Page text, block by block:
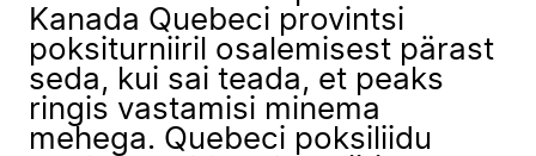
Kanada Quebeci provintsi
poksiturniiril osalemisest pärast
seda, kui sai teada, et peaks
ringis vastamisi minema
mehega. Quebeci poksiliidu